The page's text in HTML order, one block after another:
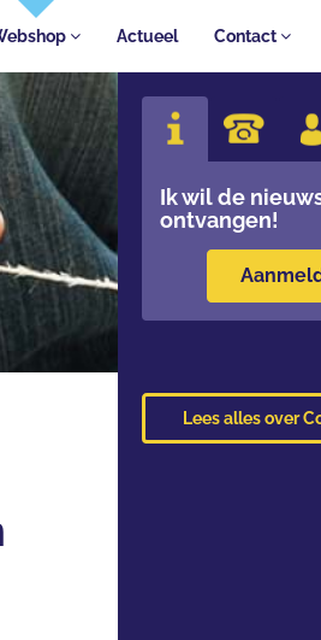
Actueel Contact
Ik wil de
ontvangen!
Lees alles over